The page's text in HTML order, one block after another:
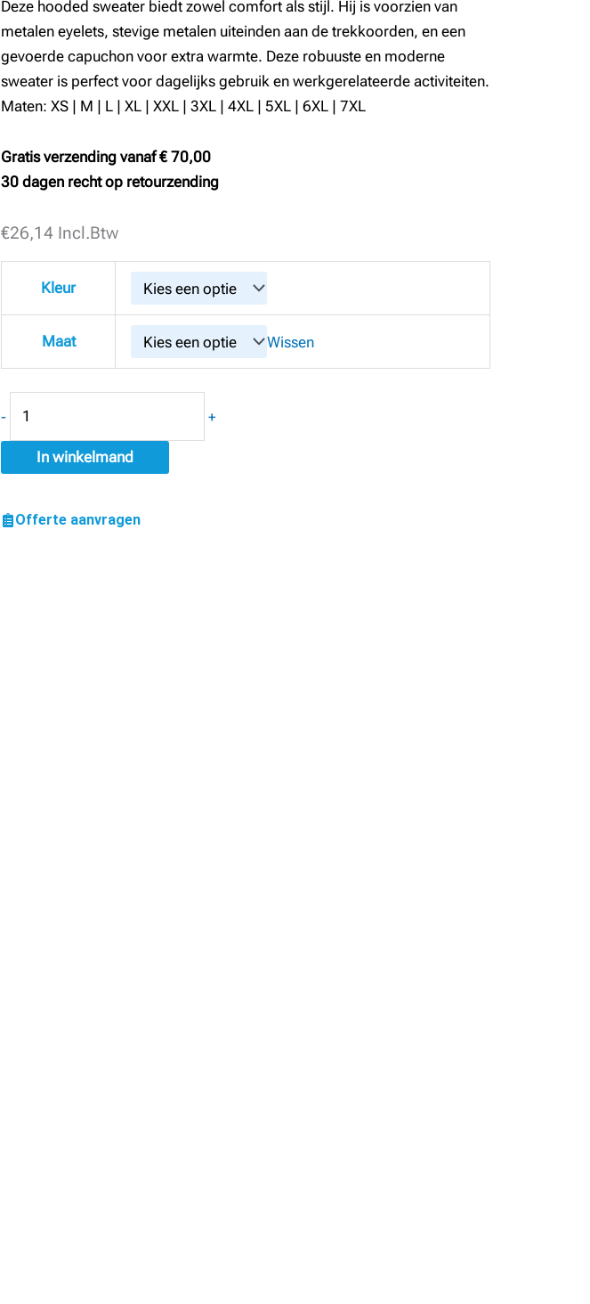
Deze hooded sweater biedt zowel comfort als stijl. Hij is voorzien van
metalen eyelets, stevige metalen uiteinden aan de trekkoorden, en een
gevoerde capuchon voor extra warmte. Deze robuuste en moderne
sweater is perfect voor dagelijks gebruik en werkgerelateerde activiteiten.
Maten: XS | M | L | XL | XXL | 3XL | 4XL | 5XL | 6XL | 7XL
Gratis verzending vanaf € 70,00
30 dagen recht op retourzending
€26,14 Incl.Btw
Kleur
Maat Wissen
-
B2B
Hooded
band
Oliver
+
In winkelmand
Offerte aanvragen